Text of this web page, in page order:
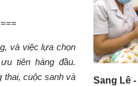
và việc lựa chọn
tiên hàng đầu.
thai, cuộc sanh và
Sang Lê